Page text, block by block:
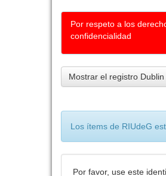
Por respeto a los
confidencialidad
Mostrar el registro
Los ítems de RIUdeG
Por favor, use este